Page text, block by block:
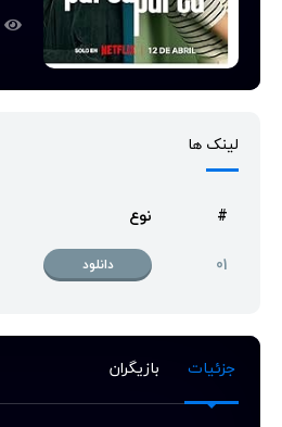
لینک ها
# نوع
01
دانلود
جزئیات بازیگران